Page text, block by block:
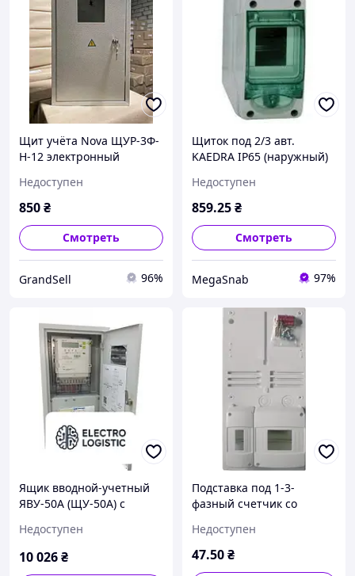
Щит учёта Nova ЩУР-3Ф-
Н-12 электронный
Недоступен
850₴
Смотреть
GrandSell 96%
Щиток под 2/3 авт.
KAEDRA IP65 (наружный)
Недоступен
859.25₴
Смотреть
MegaSnab 97%
Ящик вводной-учетный
ЯВУ-50А (ЩУ-50А) с
и напряжением 380В
Недоступен
10 026₴
Подставка под 1-3-
фазный счетчик со
автомата
Недоступен
47.50₴